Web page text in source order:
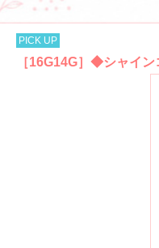
PICK UP
［16G14G］◆シャイ